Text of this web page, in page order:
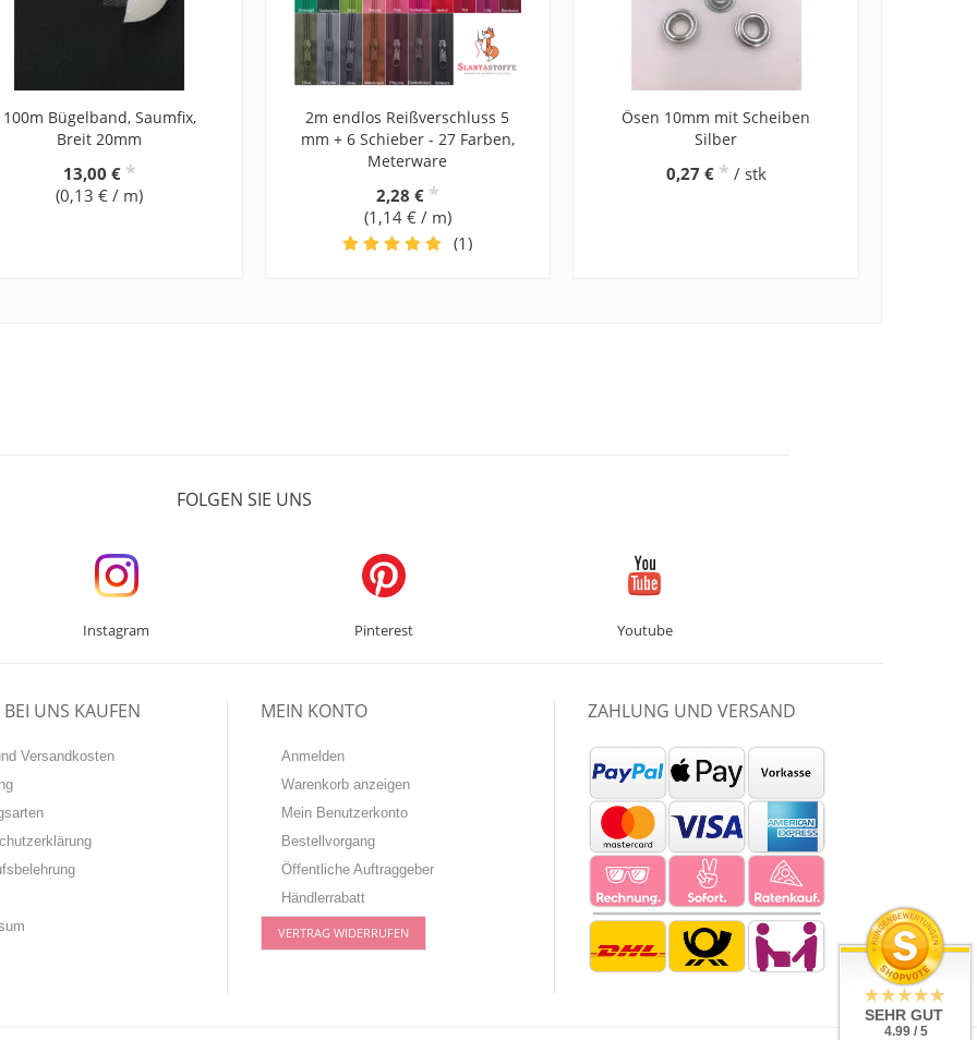
100m Bügelband, Saumfix,
Breit 20mm
13,00 € *
(0,13 € / m)
2m endlos Reißverschluss 5
mm + 6 Schieber - 27 Farben,
Meterware
2,28 € *
(1,14 € / m)
(1)
Ösen 10mm mit Scheiben
Silber
0,27 € * / stk
FOLGEN SIE UNS
Instagram Pinterest Youtube
UNS KAUFEN
Versandkosten
MEIN KONTO
Anmelden
Warenkorb anzeigen
Mein Benutzerkonto
Bestellvorgang
Öffentliche Auftraggeber
Händlerrabatt
VERTRAG WIDERRUFEN
ZAHLUNG UND VERSAND
SEHR GUT
4.99 / 5